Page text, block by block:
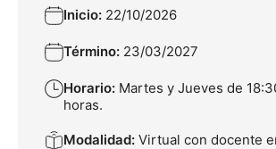
Inicio: 22/10/2026
Término: 23/03/2027
Horario: Martes y Jueves de
horas.
Modalidad: Virtual con docente